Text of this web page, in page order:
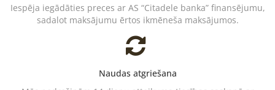
Iespēja iegādāties preces ar AS “Citadele banka” finansējumu,
sadalot maksājumu ērtos ikmēneša maksājumos.
Naudas atgriešana